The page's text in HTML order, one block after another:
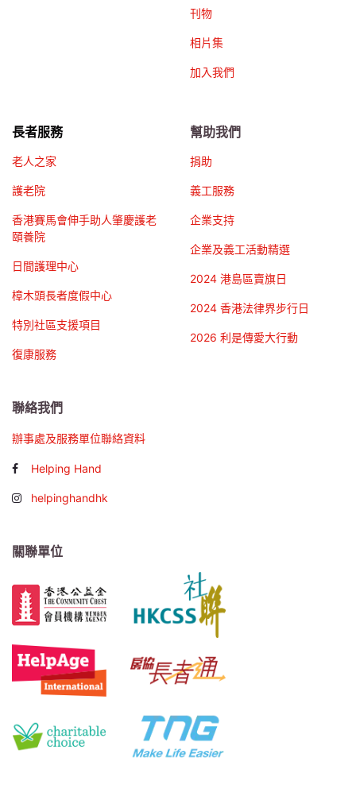
刊物
相片集
加入我們
長者服務
老人之家
護老院
香港賽馬會伸手助人肇慶護老
頤養院
日間護理中心
樟木頭長者度假中心
特別社區支援項目
復康服務
幫助我們
捐助
義工服務
企業支持
企業及義工活動精選
2024 港島區賣旗日
2024 香港法律界步行日
2026 利是傳愛大行動
聯絡我們
辦事處及服務單位聯絡資料
Helping Hand
helpinghandhk
關聯單位